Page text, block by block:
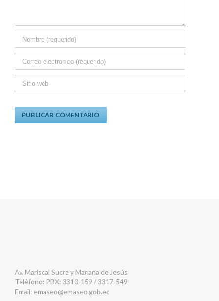
Av. Mariscal Sucre y Mariana de Jesús
Teléfono: PBX: 3310-159 / 3317-549
Email: emaseo@emaseo.gob.ec